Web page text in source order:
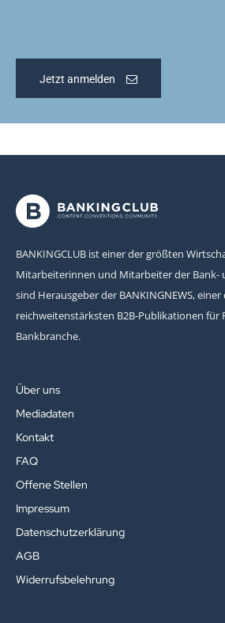
Jetzt anmelden
BANKINGCLUB ist einer der größten
Mitarbeiterinnen und Mitarbeiter der Bank-
sind Herausgeber der BANKINGNEWS, einer
reichweitenstärksten B2B-Publikationen für
Bankbranche.
Über uns
Mediadaten
Kontakt
FAQ
Offene Stellen
Impressum
Datenschutzerklärung
AGB
Widerrufsbelehrung